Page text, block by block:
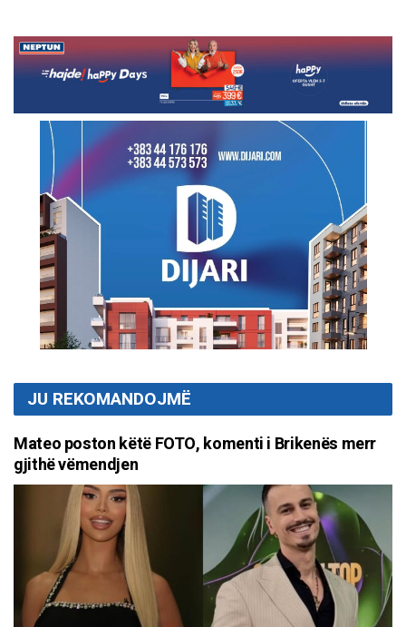
JU REKOMANDOJMË
Mateo poston këtë FOTO, komenti i Brikenës merr
gjithë vëmendjen